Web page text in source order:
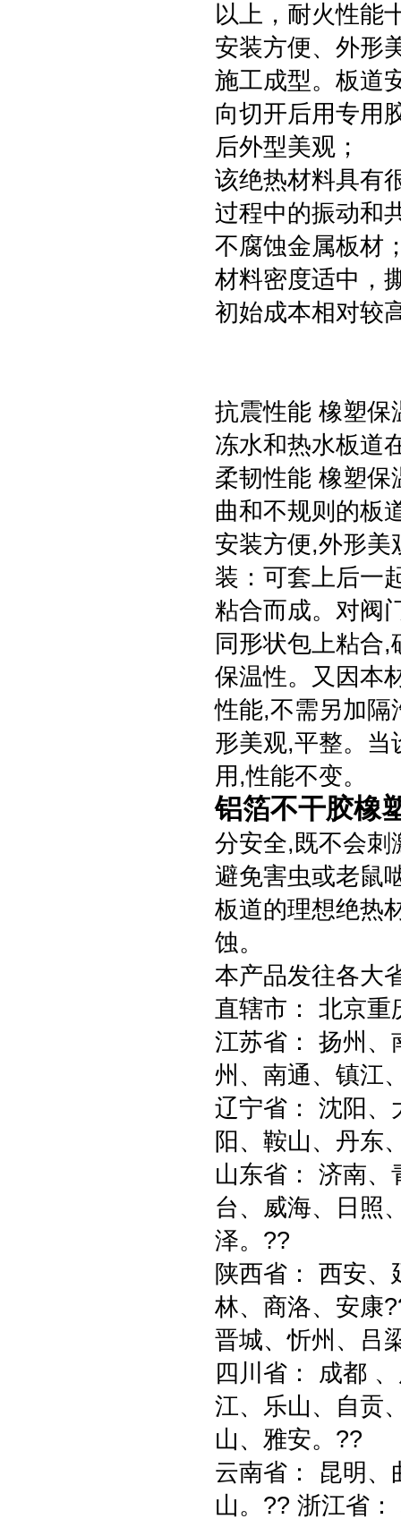
以上，耐火性能
安装方便、外形
施工成型。板道
向切开后用专用
后外型美观；
该绝热材料具有
过程中的振动和
不腐蚀金属板材
材料密度适中，
初始成本相对较
抗震性能 橡塑保
冻水和热水板道
柔韧性能 橡塑保
曲和不规则的板
安装方便,外形美
装：可套上后一
粘合而成。对阀
同形状包上粘合
保温性。又因本
性能,不需另加隔
形美观,平整。当
用,性能不变。
铝箔不干胶橡
分安全,既不会刺
避免害虫或老鼠
板道的理想绝热
蚀。
本产品发往各大
直辖市： 北京重
江苏省： 扬州、
州、南通、镇江
辽宁省： 沈阳、
阳、鞍山、丹东
山东省： 济南、
台、威海、日照
泽。??
陕西省： 西安
林、商洛、安康
晋城、忻州、吕
四川省： 成都
江、乐山、自贡
山、雅安。??
云南省： 昆明、
山。?? 浙江省